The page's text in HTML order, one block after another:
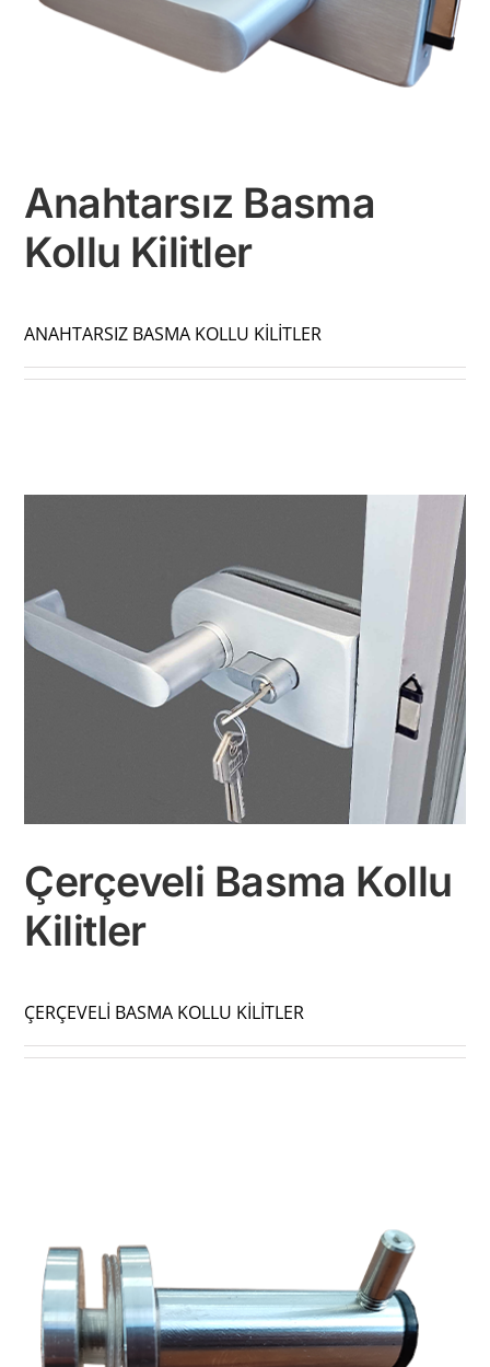
Anahtarsız Basma
Kollu Kilitler
ANAHTARSIZ BASMA KOLLU KİLİTLER
Çerçeveli Basma Kollu
Kilitler
ÇERÇEVELİ BASMA KOLLU KİLİTLER